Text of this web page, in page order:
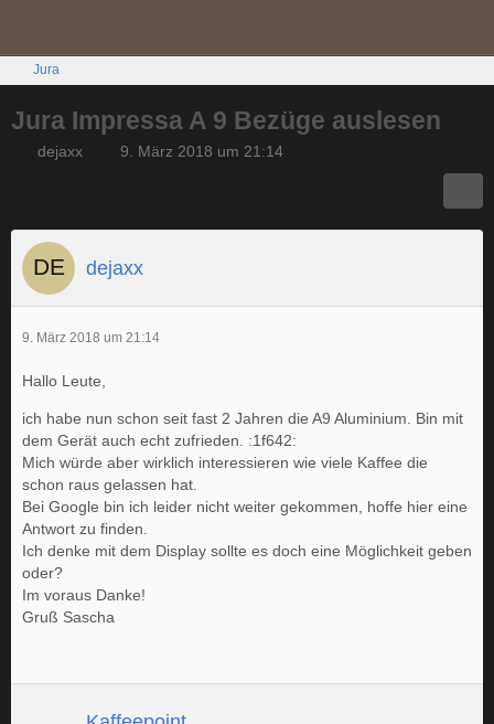
Jura
Jura Impressa A 9 Bezüge auslesen
dejaxx 9. März 2018 um 21:14
dejaxx
9. März 2018 um 21:14
Hallo Leute,
ich habe nun schon seit fast 2 Jahren die A9 Aluminium. Bin mit
dem Gerät auch echt zufrieden. :1f642:
Mich würde aber wirklich interessieren wie viele Kaffee die
schon raus gelassen hat.
Bei Google bin ich leider nicht weiter gekommen, hoffe hier eine
Antwort zu finden.
Ich denke mit dem Display sollte es doch eine Möglichkeit geben
oder?
Im voraus Danke!
Gruß Sascha